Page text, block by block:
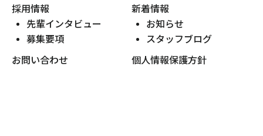
採用情報
先輩インタビュー
募集要項
新着情報
お知らせ
スタッフブログ
お問い合わせ
個人情報保護方針